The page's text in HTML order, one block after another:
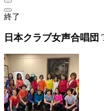
終了
日本クラブ女声合唱団